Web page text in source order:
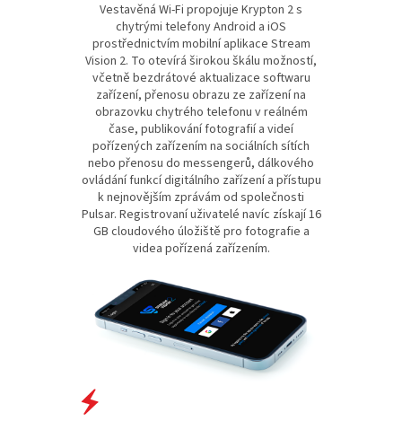
Vestavěná Wi-Fi propojuje Krypton 2 s
chytrými telefony Android a iOS
prostřednictvím mobilní aplikace Stream
Vision 2. To otevírá širokou škálu možností,
včetně bezdrátové aktualizace softwaru
zařízení, přenosu obrazu ze zařízení na
obrazovku chytrého telefonu v reálném
čase, publikování fotografií a videí
pořízených zařízením na sociálních sítích
nebo přenosu do messengerů, dálkového
ovládání funkcí digitálního zařízení a přístupu
k nejnovějším zprávám od společnosti
Pulsar. Registrovaní uživatelé navíc získají 16
GB cloudového úložiště pro fotografie a
videa pořízená zařízením.